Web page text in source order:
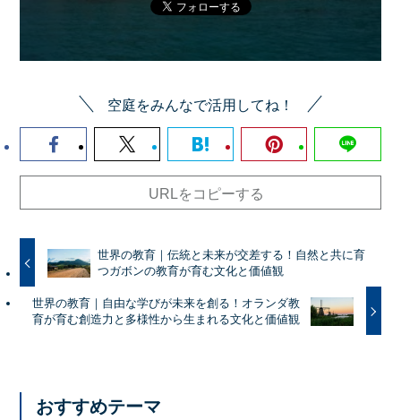
空庭をみんなで活用してね！
URLをコピーする
世界の教育｜伝統と未来が交差する！自然と共に育
つガボンの教育が育む文化と価値観
世界の教育｜自由な学びが未来を創る！オランダ教
育が育む創造力と多様性から生まれる文化と価値観
おすすめテーマ